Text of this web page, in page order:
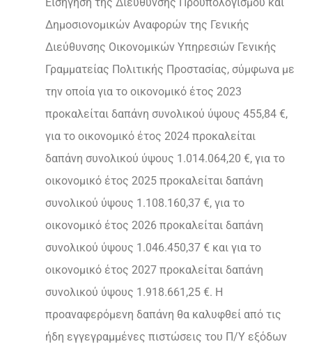
Εισήγηση της Διεύθυνσης Προϋπολογισμού και
Δημοσιονομικών Αναφορών της Γενικής
Διεύθυνσης Οικονομικών Υπηρεσιών Γενικής
Γραμματείας Πολιτικής Προστασίας, σύμφωνα με
την οποία για το οικονομικό έτος 2023
προκαλείται δαπάνη συνολικού ύψους 455,84 €,
για το οικονομικό έτος 2024 προκαλείται
δαπάνη συνολικού ύψους 1.014.064,20 €, για το
οικονομικό έτος 2025 προκαλείται δαπάνη
συνολικού ύψους 1.108.160,37 €, για το
οικονομικό έτος 2026 προκαλείται δαπάνη
συνολικού ύψους 1.046.450,37 € και για το
οικονομικό έτος 2027 προκαλείται δαπάνη
συνολικού ύψους 1.918.661,25 €. Η
προαναφερόμενη δαπάνη θα καλυφθεί από τις
ήδη εγγεγραμμένες πιστώσεις του Π/Υ εξόδων